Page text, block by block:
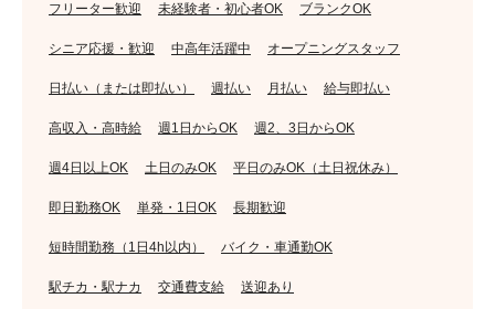
フリーター歓迎 未経験者・初心者OK ブランクOK
シニア応援・歓迎 中高年活躍中 オープニングスタッフ
日払い（または即払い） 週払い 月払い 給与即払い
高収入・高時給 週1日からOK 週2、3日からOK
週4日以上OK 土日のみOK 平日のみOK（土日祝休み）
即日勤務OK 単発・1日OK 長期歓迎
短時間勤務（1日4h以内） バイク・車通勤OK
駅チカ・駅ナカ 交通費支給 送迎あり